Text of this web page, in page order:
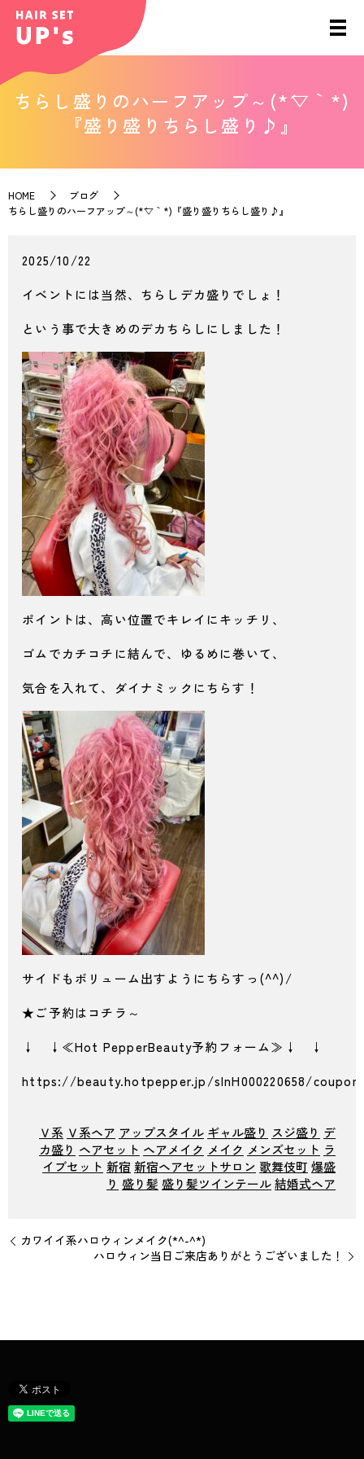
ちらし盛りのハーフアップ～(*´▽｀*)
『盛り盛りちらし盛り♪』
HOME
ブログ
ちらし盛りのハーフアップ～(*´▽｀*)『盛り盛りちらし盛り♪』
2025/10/22
イベントには当然、ちらしデカ盛りでしょ！
という事で大きめのデカちらしにしました！
ポイントは、高い位置でキレイにキッチリ、
ゴムでカチコチに結んで、ゆるめに巻いて、
気合を入れて、ダイナミックにちらす！
サイドもボリューム出すようにちらすっ(^^)/
★ご予約はコチラ～
↓ ↓≪Hot PepperBeauty予約フォーム≫↓ ↓
https://beauty.hotpepper.jp/slnH000220658/
Ｖ系 Ｖ系ヘア アップスタイル ギャル盛り スジ盛り デ
カ盛り ヘアセット ヘアメイク メイク メンズセット ラ
イブセット 新宿 新宿ヘアセットサロン 歌舞伎町 爆盛
り 盛り髪 盛り髪ツインテール結婚式ヘア
カワイイ系ハロウィンメイク(*^-^*)
ハロウィン当日ご来店ありがとうございました！